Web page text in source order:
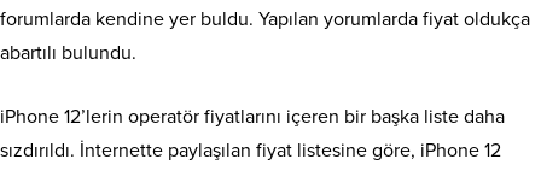
forumlarda kendine yer buldu. Yapılan yorumlarda fiyat oldukça
abartılı bulundu.
iPhone 12’lerin operatör fiyatlarını içeren bir başka liste daha
sızdırıldı. İnternette paylaşılan fiyat listesine göre, iPhone 12